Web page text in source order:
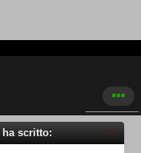
ha scritto: